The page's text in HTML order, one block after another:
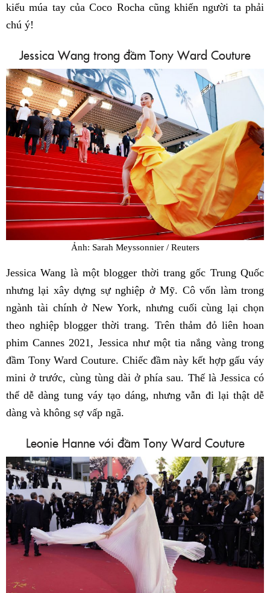
kiểu múa tay của Coco Rocha cũng khiến người ta phải
chú ý!
Jessica Wang trong đầm Tony Ward Couture
Ảnh: Sarah Meyssonnier / Reuters
Jessica Wang là một blogger thời trang gốc Trung Quốc
nhưng lại xây dựng sự nghiệp ở Mỹ. Cô vốn làm trong
ngành tài chính ở New York, nhưng cuối cùng lại chọn
theo nghiệp blogger thời trang. Trên thảm đỏ liên hoan
phim Cannes 2021, Jessica như một tia nắng vàng trong
đầm Tony Ward Couture. Chiếc đầm này kết hợp gấu váy
mini ở trước, cùng tùng dài ở phía sau. Thế là Jessica có
thể dễ dàng tung váy tạo dáng, nhưng vẫn đi lại thật dễ
dàng và không sợ vấp ngã.
Leonie Hanne với đầm Tony Ward Couture